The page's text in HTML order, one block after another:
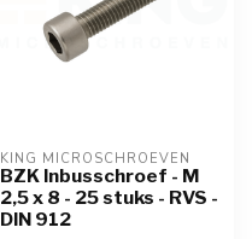
KING MICROSCHROEVEN
BZK Inbusschroef - M
2,5 x 8 - 25 stuks - RVS -
DIN 912